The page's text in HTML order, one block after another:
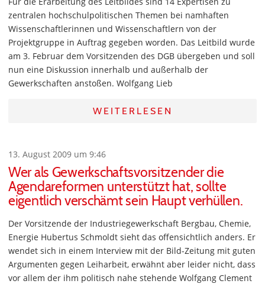
zentralen hochschulpolitischen Themen bei namhaften
Wissenschaftlerinnen und Wissenschaftlern von der
Projektgruppe in Auftrag gegeben worden. Das Leitbild wurde
am 3. Februar dem Vorsitzenden des DGB übergeben und soll
nun eine Diskussion innerhalb und außerhalb der
Gewerkschaften anstoßen. Wolfgang Lieb
WEITERLESEN
13. August 2009 um 9:46
Wer als Gewerkschaftsvorsitzender die
Agendareformen unterstützt hat, sollte
eigentlich verschämt sein Haupt verhüllen.
Der Vorsitzende der Industriegewerkschaft Bergbau, Chemie,
Energie Hubertus Schmoldt sieht das offensichtlich anders. Er
wendet sich in einem Interview mit der Bild-Zeitung mit guten
Argumenten gegen Leiharbeit, erwähnt aber leider nicht, dass
vor allem der ihm politisch nahe stehende Wolfgang Clement